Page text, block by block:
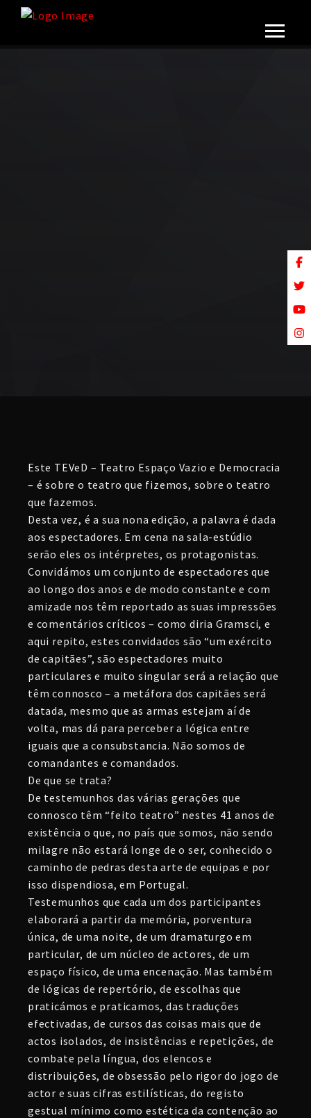
Este TEVeD – Teatro Espaço Vazio e Democracia
– é sobre o teatro que fizemos, sobre o teatro
que fazemos.
Desta vez, é a sua nona edição, a palavra é dada
aos espectadores. Em cena na sala-estúdio
serão eles os intérpretes, os protagonistas.
Convidámos um conjunto de espectadores que
ao longo dos anos e de modo constante e com
amizade nos têm reportado as suas impressões
e comentários críticos – como diria Gramsci, e
aqui repito, estes convidados são “um exército
de capitães”, são espectadores muito
particulares e muito singular será a relação que
têm connosco – a metáfora dos capitães será
datada, mesmo que as armas estejam aí de
volta, mas dá para perceber a lógica entre
iguais que a consubstancia. Não somos de
comandantes e comandados.
De que se trata?
De testemunhos das várias gerações que
connosco têm “feito teatro” nestes 41 anos de
existência o que, no país que somos, não sendo
milagre não estará longe de o ser, conhecido o
caminho de pedras desta arte de equipas e por
isso dispendiosa, em Portugal.
Testemunhos que cada um dos participantes
elaborará a partir da memória, porventura
única, de uma noite, de um dramaturgo em
particular, de um núcleo de actores, de um
espaço físico, de uma encenação. Mas também
de lógicas de repertório, de escolhas que
praticámos e praticamos, das traduções
efectivadas, de cursos das coisas mais que de
actos isolados, de insistências e repetições, de
combate pela língua, dos elencos e
distribuições, de obsessão pelo rigor do jogo de
actor e suas cifras estilísticas, do registo
gestual mínimo como estética da contenção ao